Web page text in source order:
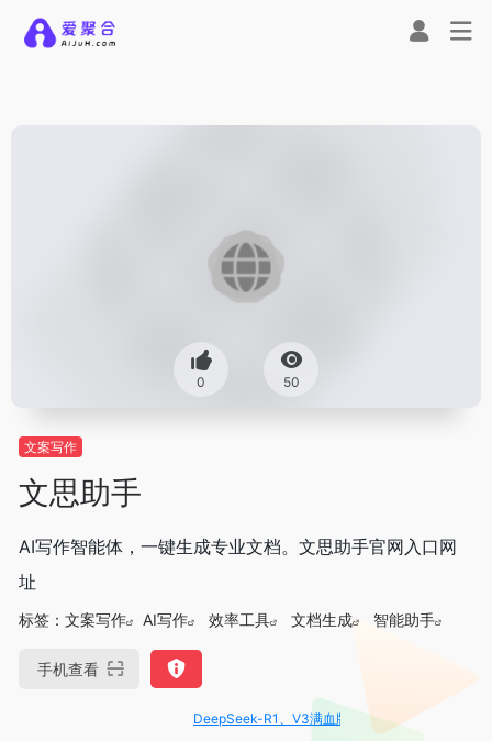
0 50
文案写作
文思助手
AI写作智能体，一键生成专业文档。文思助手官网入口网
址
标签： 文案写作 AI写作 效率工具 文档生成 智能助手
手机查看
DeepSeek-R1、V3满血版免费用！- 字节Trae即可编程又